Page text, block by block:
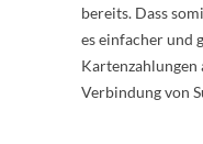
bereits. Dass
es einfacher und
Kartenzahlungen
Verbindung von